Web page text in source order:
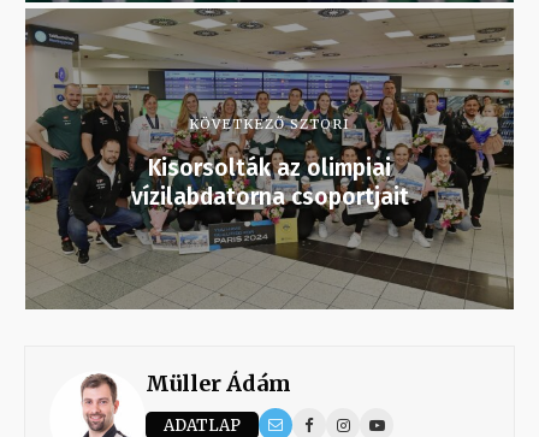
KÖVETKEZŐ SZTORI
Kisorsolták az olimpiai
vízilabdatorna csoportjait
Müller Ádám
ADATLAP